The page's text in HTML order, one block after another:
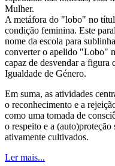
Mulher.
A metáfora do "lobo" no
condição feminina. Este
nome da escola para
converter o apelido "Lobo"
capaz de desvendar a figura
Igualdade de Género.
Em suma, as atividades
o reconhecimento e a
como uma tomada de
o respeito e a
ativamente cultivados.
Ler mais...